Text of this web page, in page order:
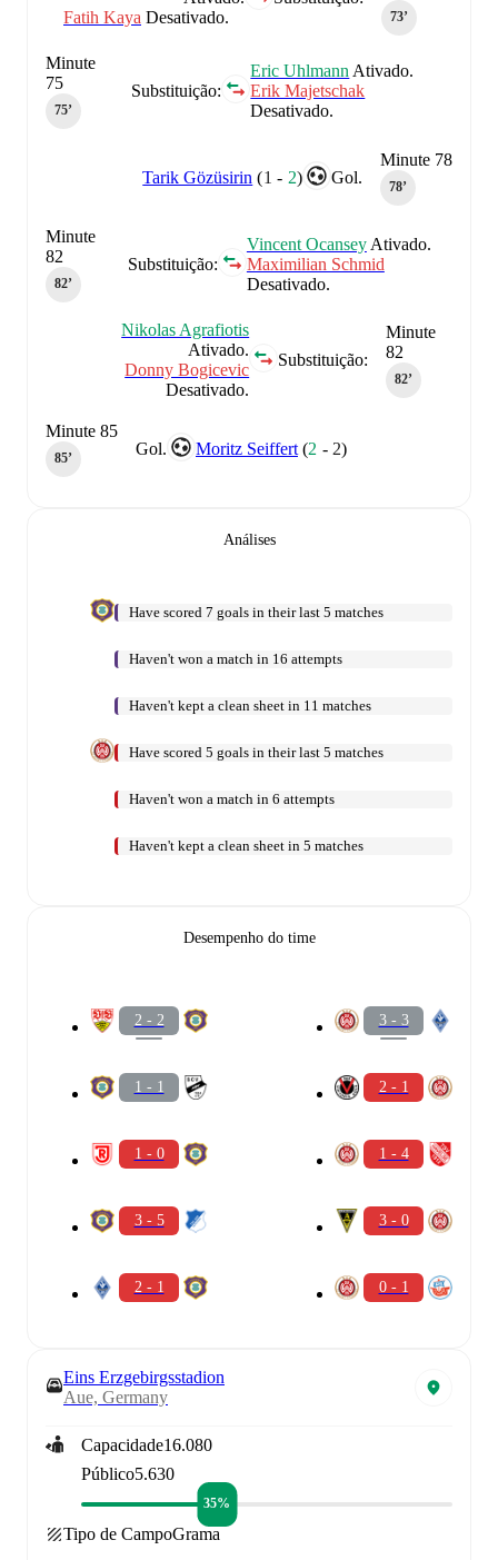
73‎’‎
Fatih Kaya Desativado.
Substituição:
Eric Uhlmann Ativado.
Erik Majetschak
Desativado.
Minute
75
75‎’‎
Minute 78
78‎’‎
Gol.
Tarik Gözüsirin (1 - 2)
Substituição:
Vincent OcanseyAtivado.
Maximilian Schmid
Desativado.
Minute
82
82‎’‎
Minute
82
82‎’‎
Substituição:
Nikolas Agrafiotis
Ativado.
Donny Bogicevic
Desativado.
Gol. Moritz Seiffert (2 - 2)
Minute 85
85‎’‎
Análises
Have scored 7 goals in their last 5 matches
Haven't won a match in 16 attempts
Haven't kept a clean sheet in 11 matches
Have scored 5 goals in their last 5 matches
Haven't won a match in 6 attempts
Haven't kept a clean sheet in 5 matches
Desempenho do time
2 - 2
1 - 1
1 - 0
3 - 5
2 - 1
3 - 3
2 - 1
1 - 4
3 - 0
0 - 1
Eins Erzgebirgsstadion
Aue, Germany
Capacidade16.080
Público5.630
35%
Tipo de CampoGrama